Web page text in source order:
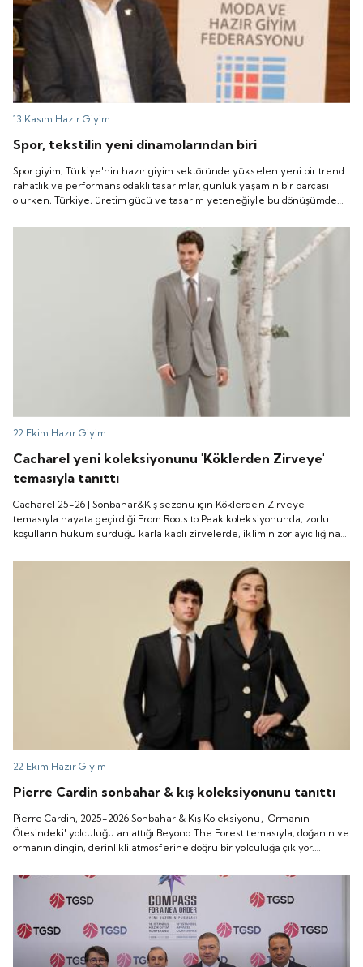
13 Kasım Hazır Giyim
Spor, tekstilin yeni dinamolarından biri
Spor giyim, Türkiye'nin hazır giyim sektöründe yükselen yeni bir trend.
rahatlık ve performans odaklı tasarımlar, günlük yaşamın bir parçası
olurken, Türkiye, üretim gücü ve tasarım yeteneğiyle bu dönüşümde
22 Ekim Hazır Giyim
Cacharel yeni koleksiyonunu 'Köklerden Zirveye'
temasıyla tanıttı
Cacharel 25-26 | Sonbahar&Kış sezonu için Köklerden Zirveye
temasıyla hayata geçirdiği From Roots to Peak koleksiyonunda; zorlu
koşulların hüküm sürdüğü karla kaplı zirvelerde, iklimin zorlayıcılığına
en dayanıklı sembollerinden Polylepis ağacından ilham alıyor.
22 Ekim Hazır Giyim
Pierre Cardin sonbahar & kış koleksiyonunu tanıttı
Pierre Cardin, 2025-2026 Sonbahar & Kış Koleksiyonu, 'Ormanın
Ötesindeki' yolculuğu anlattığı Beyond The Forest temasıyla, doğanın ve
ormanın dingin, derinlikli atmosferine doğru bir yolculuğa çıkıyor.
yeryüzünde insan ile doğayı buluşturan güçlü bir dengeyi temsil ediyor